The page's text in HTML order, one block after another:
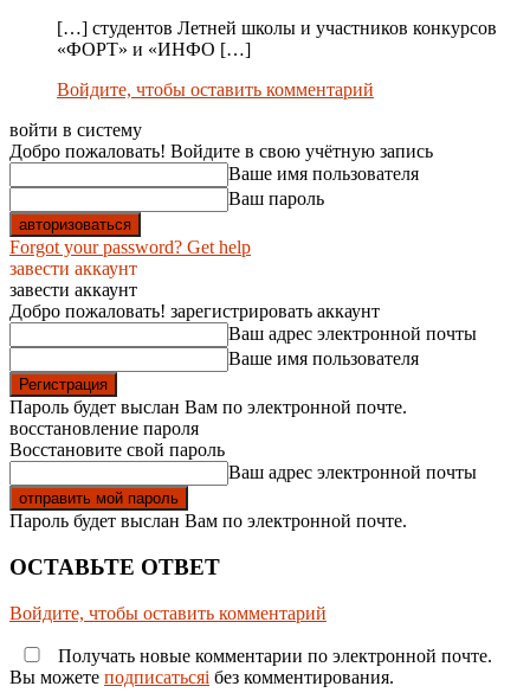
[…] студентов Летней школы и участников конкурсов
«ФОРТ» и «ИНФО […]
Войдите, чтобы оставить комментарий
войти в систему
Добро пожаловать! Войдите в свою учётную запись
Ваше имя пользователя
Ваш пароль
Forgot your password? Get help
завести аккаунт
завести аккаунт
Добро пожаловать! зарегистрировать аккаунт
Ваш адрес электронной почты
Ваше имя пользователя
Пароль будет выслан Вам по электронной почте.
восстановление пароля
Восстановите свой пароль
Ваш адрес электронной почты
Пароль будет выслан Вам по электронной почте.
ОСТАВЬТЕ ОТВЕТ
Войдите, чтобы оставить комментарий
Получать новые комментарии по электронной почте.
Вы можете подписатьсяi без комментирования.